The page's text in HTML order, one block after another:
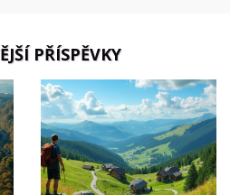
PŘÍSPĚVKY